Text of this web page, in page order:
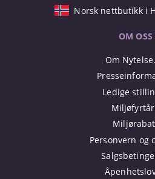
Norsk nettbutikk i
OM OSS
Om
Ledige
Personvern og